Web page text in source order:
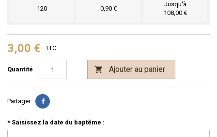
120 0,90 €
Jusqu'à
108,00 €
3,00 € TTC
Quantité  Ajouter au panier
Partager
* Saisissez la date du baptême :